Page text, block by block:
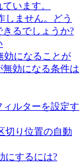
います。
しません。どう
るでしょうか?
効になることが
効になる条件は
ルターを設定す
切り位置の自動
にするには?